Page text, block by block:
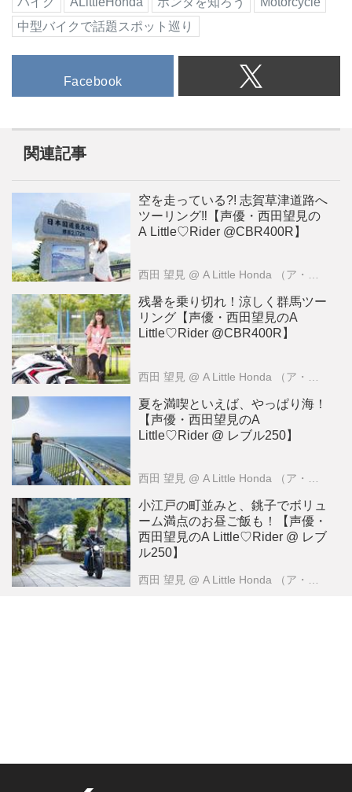
中型バイクで話題スポット巡り
Facebook
関連記事
空を走っている?! 志賀草津道路へ
ツーリング‼【声優・西田望見の
A Little♡Rider @CBR400R】
西田 望見 @ A Little Honda （ア・リトル・ホンダ）編集部
残暑を乗り切れ！涼しく群馬ツー
リング【声優・西田望見のA
Little♡Rider @CBR400R】
西田 望見 @ A Little Honda （ア・リトル・ホンダ）編集部
夏を満喫といえば、やっぱり海！
【声優・西田望見のA
Little♡Rider @ レブル250】
西田 望見 @ A Little Honda （ア・リトル・ホンダ）編集部
小江戸の町並みと、銚子でボリュ
ーム満点のお昼ご飯も！【声優・
西田望見のA Little♡Rider @ レブ
ル250】
西田 望見 @ A Little Honda （ア・リトル・ホンダ）編集部